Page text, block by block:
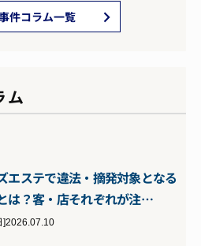
件コラム一覧
ム
エステで違法・摘発対象となる
は？客・店それぞれが注…
]2026.07.10